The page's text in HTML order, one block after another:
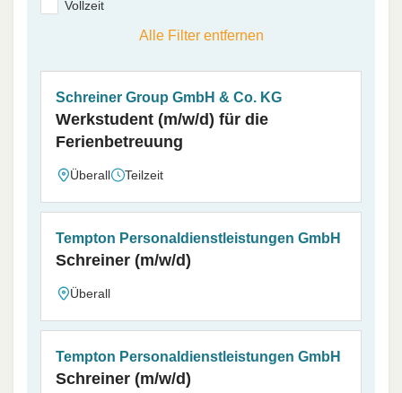
Vollzeit
Alle Filter entfernen
Schreiner Group GmbH & Co. KG
Werkstudent (m/w/d) für die
Ferienbetreuung
Überall Teilzeit
Tempton Personaldienstleistungen GmbH
Schreiner (m/w/d)
Überall
Tempton Personaldienstleistungen GmbH
Schreiner (m/w/d)